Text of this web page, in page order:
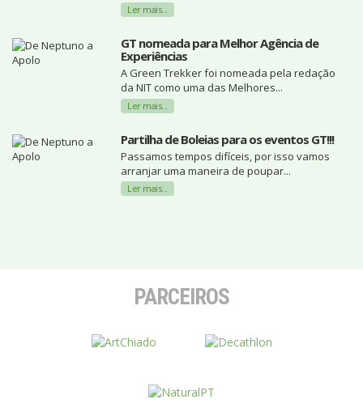
Ler mais...
GT nomeada para Melhor Agência de
Experiências
A Green Trekker foi nomeada pela redação
da NIT como uma das Melhores...
Ler mais...
Partilha de Boleias para os eventos GT!!!
Passamos tempos difíceis, por isso vamos
arranjar uma maneira de poupar...
Ler mais...
PARCEIROS